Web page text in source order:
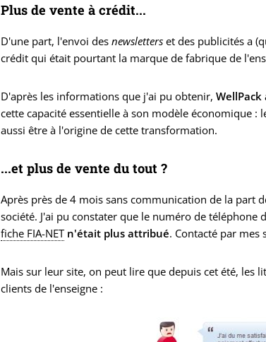
Plus de vente à crédit...
D'une part, l'envoi desnewsletters et des publicités a
crédit qui était pourtant la marque de fabrique de
D'après les informations que j'ai pu obtenir,
cette capacité essentielle à son modèle économique :
aussi être à l'origine de cette transformation.
...et plus de vente du tout ?
Après près de 4 mois sans communication de la part
société. J'ai pu constater que le numéro de téléphone
fiche FIA-NET n'était plus attribué. Contacté par mes
Mais sur leur site, on peut lire que depuis cet été, les
clients de l'enseigne :